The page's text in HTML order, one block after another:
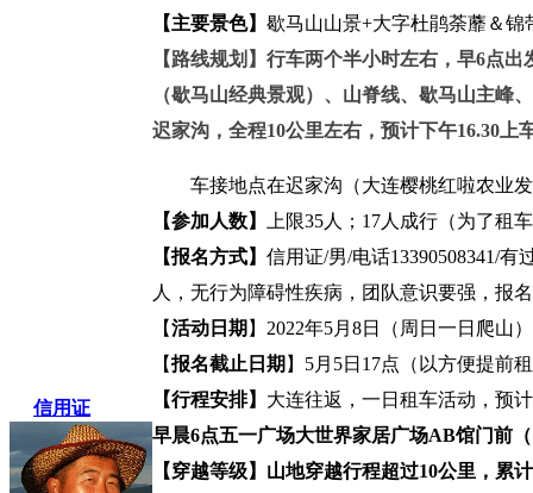
信用证
【主要景色】 歇马山山景+大字杜鹃荼蘼＆锦
【路线规划】 行车两个半小时左右，早6点出
（歇马山经典景观）、山脊线、歇马山主峰
迟家沟，全程10公里左右，预计下午16.30
车接地点在迟家沟（大连樱桃红啦农业
【参加人数】
上限35人；17人成行（为了租
【报名方式】 信用证/男/电话13390508341/
人，无行为障碍性疾病，团队意识要强，报
【活动日期 】2022年5月8日（周日一日爬山）
【报名截止日期 】5月5日17点（以方便提前
【行程安排】 大连往返，一日租车活动，预
早晨6点五一广场大世界家居广场AB馆门前
【穿越等级】 山地穿越行程超过10公里，累